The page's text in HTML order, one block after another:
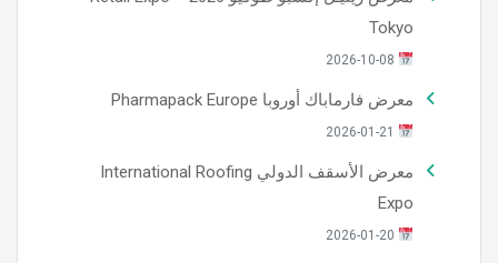
Tokyo
معرض فارماباك أوروبا Pharmapack Europe
معرض الأسقف الدولي International Roofing
Expo